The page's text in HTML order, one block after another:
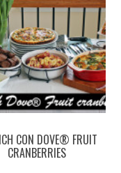
CON DOVE® FRUIT
CRANBERRIES